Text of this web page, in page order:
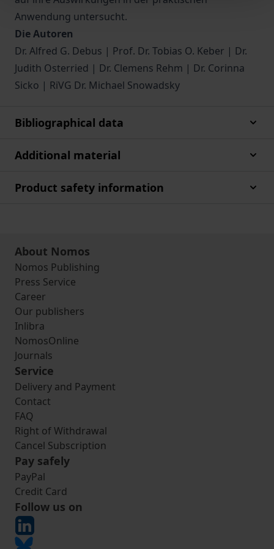
Anwendung untersucht.
Die Autoren
Dr. Alfred G. Debus | Prof. Dr. Tobias O. Keber | Dr.
Judith Osterried | Dr. Clemens Rehm | Dr. Corinna
Sicko | RiVG Dr. Michael Snowadsky
Bibliographical data
Additional material
Product safety information
About Nomos
Nomos Publishing
Press Service
Career
Our publishers
Inlibra
NomosOnline
Journals
Service
Delivery and Payment
Contact
FAQ
Right of Withdrawal
Cancel Subscription
Pay safely
PayPal
Credit Card
Follow us on